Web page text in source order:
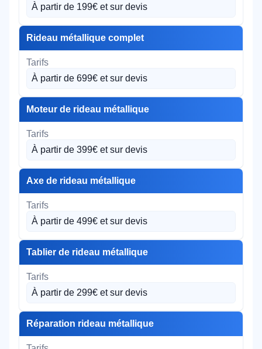
À partir de 199€ et sur devis
Rideau métallique complet
À partir de 699€ et sur devis
Moteur de rideau métallique
À partir de 399€ et sur devis
Axe de rideau métallique
À partir de 499€ et sur devis
Tablier de rideau métallique
À partir de 299€ et sur devis
Réparation rideau métallique